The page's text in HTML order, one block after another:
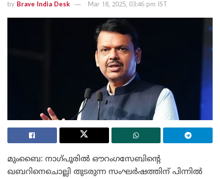
by Brave India Desk Mar 18, 2025, 03:46 pm IST
മുംബൈ: നാഗ്പൂരിൽ ഔറംഗസേബിന്റെ
ഖബറിനെചൊല്ലി തുടരുന്ന സംഘർഷത്തിന് പിന്നിൽ